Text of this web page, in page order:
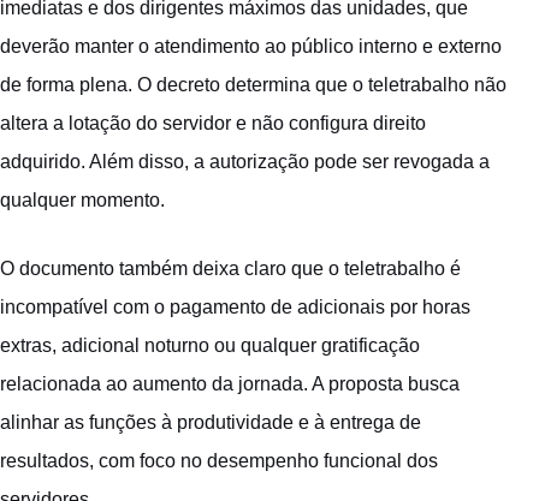
imediatas e dos dirigentes máximos das unidades, que
deverão manter o atendimento ao público interno e externo
de forma plena. O decreto determina que o teletrabalho não
altera a lotação do servidor e não configura direito
adquirido. Além disso, a autorização pode ser revogada a
qualquer momento.
O documento também deixa claro que o teletrabalho é
incompatível com o pagamento de adicionais por horas
extras, adicional noturno ou qualquer gratificação
relacionada ao aumento da jornada. A proposta busca
alinhar as funções à produtividade e à entrega de
resultados, com foco no desempenho funcional dos